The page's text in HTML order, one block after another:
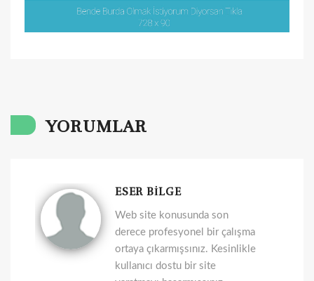
YORUMLAR
ESER BİLGE
Web site konusunda son
derece profesyonel bir çalışma
ortaya çıkarmışsınız. Kesinlikle
kullanıcı dostu bir site